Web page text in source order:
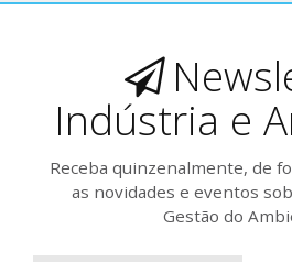
Indústria e
Receba quinzenalmente, de
as novidades e eventos
Gestão do